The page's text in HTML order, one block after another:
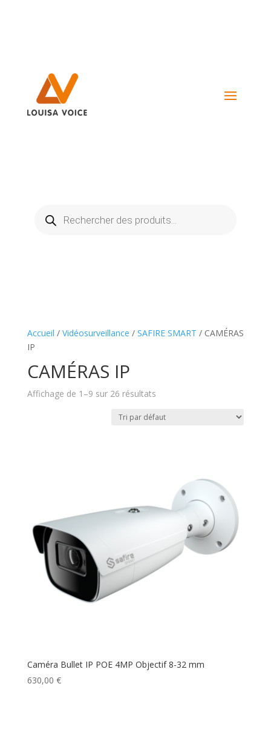
produits
Accueil / Vidéosurveillance / SAFIRE SMART / CAMÉRAS
IP
CAMÉRAS IP
Affichage de 1–9 sur 26 résultats
Caméra Bullet IP POE 4MP Objectif 8-32 mm
630,00 €